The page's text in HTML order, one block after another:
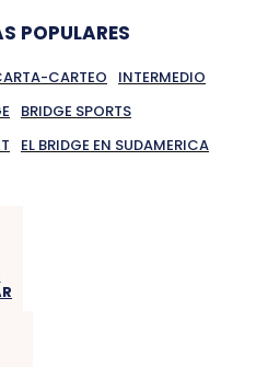
POPULARES
CARTEO
INTERMEDIO
BRIDGE SPORTS
EL BRIDGE EN SUDAMERICA